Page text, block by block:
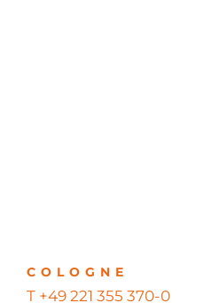
COLOGNE
T +49 221 355 370-0